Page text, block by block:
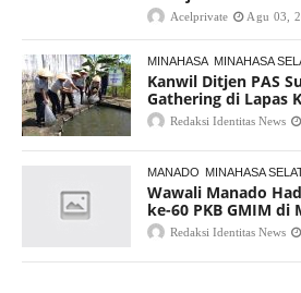
Acelprivate Agu 03,
MINAHASA MINAHASA
Kanwil Ditjen PAS
Gathering di Lapas
Redaksi Identitas News
MANADO MINAHASA
Wawali Manado
ke-60 PKB GMIM di
Redaksi Identitas News